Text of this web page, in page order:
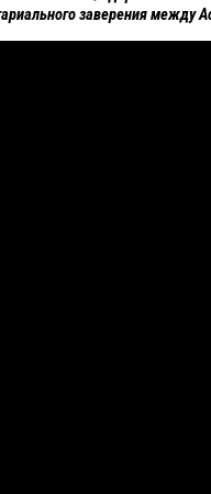
заверения между